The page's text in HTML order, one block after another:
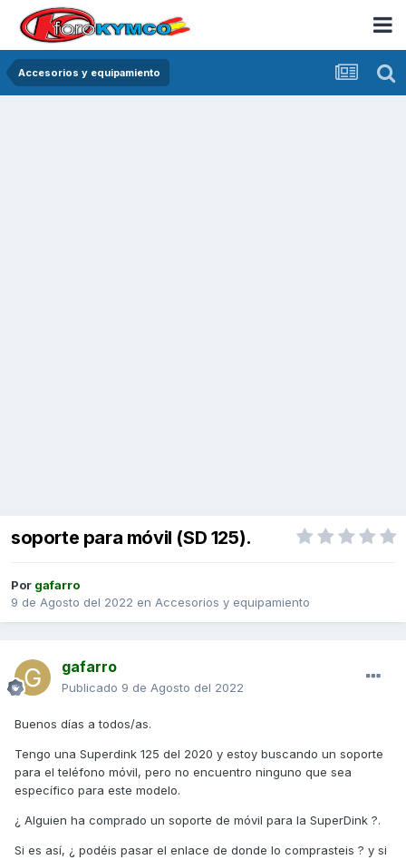
Accesorios y equipamiento
soporte para móvil (SD 125).
Por gafarro
9 de Agosto del 2022 en Accesorios y equipamiento
gafarro
Publicado 9 de Agosto del 2022
Buenos días a todos/as.
Tengo una Superdink 125 del 2020 y estoy buscando un soporte
para el teléfono móvil, pero no encuentro ninguno que sea
específico para este modelo.
¿ Alguien ha comprado un soporte de móvil para la SuperDink ?.
Si es así, ¿ podéis pasar el enlace de donde lo comprasteis ? y si